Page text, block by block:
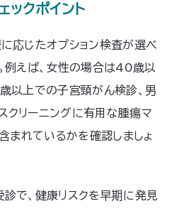
ックポイント
応じたオプション検査が選べ
例えば、女性の場合は40歳以
以上での子宮頸がん検診、男
クリーニングに有用な腫瘍マ
まれているかを確認しましょ
で、健康リスクを早期に発見